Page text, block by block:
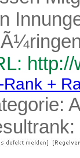
Rank +